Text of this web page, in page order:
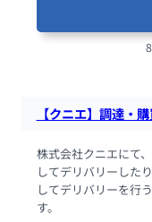
【クニエ】調達・
株式会社クニエにて
してデリバリーした
してデリバリーを行
す。